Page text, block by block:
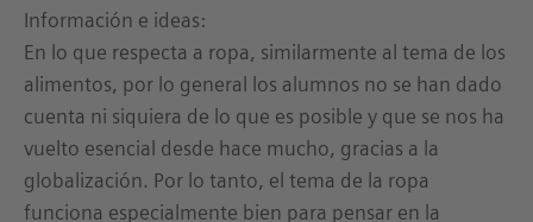
Información e ideas:
En lo que respecta a ropa, similarmente al tema de los
alimentos, por lo general los alumnos no se han dado
cuenta ni siquiera de lo que es posible y que se nos ha
vuelto esencial desde hace mucho, gracias a la
globalización. Por lo tanto, el tema de la ropa
funciona especialmente bien para pensar en la